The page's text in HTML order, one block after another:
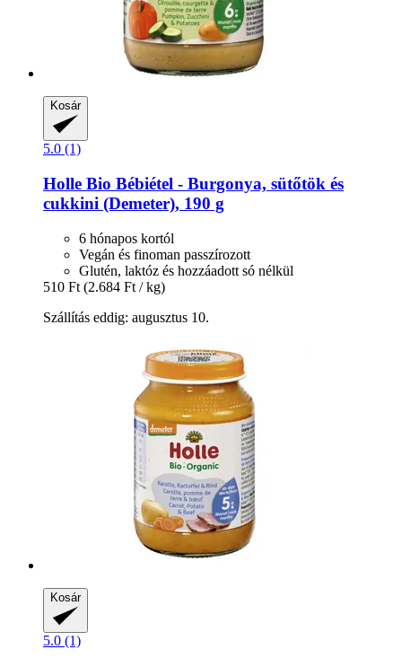
Kosár
5.0 (1)
Holle Bio Bébiétel -​ Burgonya, sütőtök és
cukkini (Demeter), 190 g
6 hónapos kortól
Vegán és finoman passzírozott
Glutén, laktóz és hozzáadott só nélkül
510 Ft (2.684 Ft / kg)
Szállítás eddig: augusztus 10.
Kosár
5.0 (1)